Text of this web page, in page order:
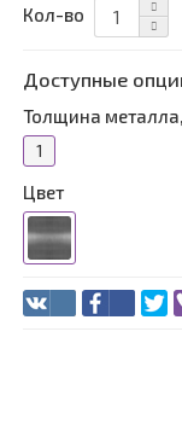
Кол-во
Доступные
Толщина
1
Цвет